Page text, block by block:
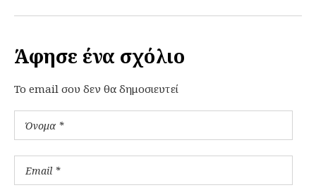
Άφησε ένα σχόλιο
To email σου δεν θα δημοσιευτεί